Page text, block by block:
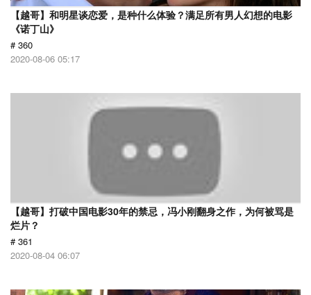
【越哥】和明星谈恋爱，是种什么体验？满足所有男人幻想的电影
《诺丁山》
# 360
2020-08-06 05:17
【越哥】打破中国电影30年的禁忌，冯小刚翻身之作，为何被骂是
烂片？
# 361
2020-08-04 06:07